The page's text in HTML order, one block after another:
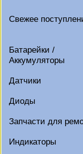
Свежее
Батарейки /
Аккумуляторы
Датчики
Диоды
Запчасти для
Индикаторы